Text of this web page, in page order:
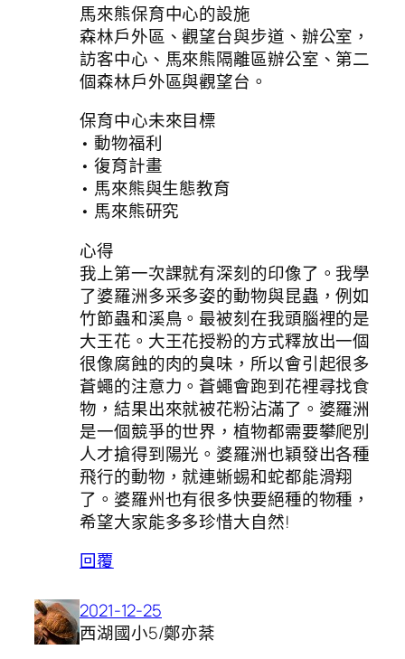
馬來熊保育中心的設施
森林戶外區、觀望台與步道、辦公室，
訪客中心、馬來熊隔離區辦公室、第二
個森林戶外區與觀望台。
保育中心未來目標
• 動物福利
• 復育計畫
• 馬來熊與生態教育
• 馬來熊研究
心得
我上第一次課就有深刻的印像了。我學
了婆羅洲多采多姿的動物與昆蟲，例如
竹節蟲和溪鳥。最被刻在我頭腦裡的是
大王花。大王花授粉的方式釋放出一個
很像腐蝕的肉的臭味，所以會引起很多
蒼蠅的注意力。蒼蠅會跑到花裡尋找食
物，結果出來就被花粉沾滿了。婆羅洲
是一個競爭的世界，植物都需要攀爬別
人才搶得到陽光。婆羅洲也穎發出各種
飛行的動物，就連蜥蜴和蛇都能滑翔
了。婆羅州也有很多快要絕種的物種，
希望大家能多多珍惜大自然!
回覆
2021-12-25
西湖國小5/鄭亦棻